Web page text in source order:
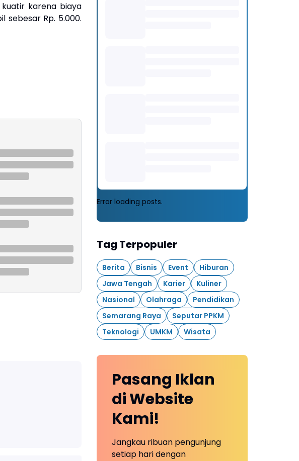
karena biaya
sebesar Rp. 5.000.
Error loading posts.
Tag Terpopuler
Berita Bisnis Event
Hiburan
Jawa Tengah
Karier
Kuliner
Nasional
Olahraga
Pendidikan
Semarang Raya
Seputar PPKM
Teknologi
UMKM Wisata
Pasang Iklan
di Website
Kami!
Jangkau ribuan pengunjung
setiap hari dengan